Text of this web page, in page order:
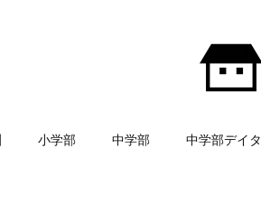
小学部 中学部 中学部デイ